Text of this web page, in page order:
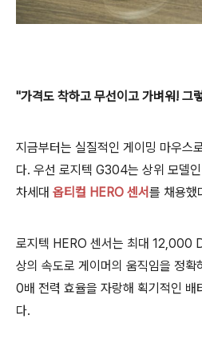
"가격도 착하고 무선이고 가벼워! 그
지금부터는 실질적인 게이밍 마우스
다. 우선 로지텍 G304는 상위 모델
차세대 옵티컬 HERO 센서를 채용했
로지텍 HERO 센서는 최대 12,000
상의 속도로 게이머의 움직임을 정확
0배 전력 효율을 자랑해 획기적인 배
다.